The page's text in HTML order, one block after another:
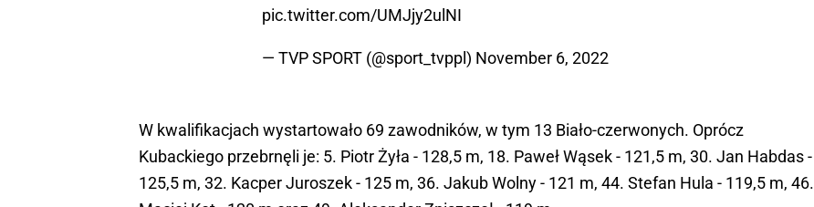
pic.twitter.com/UMJjy2ulNI
— TVP SPORT (@sport_tvppl) November 6, 2022
W kwalifikacjach wystartowało 69 zawodników, w tym 13 Biało-czerwonych. Oprócz
Kubackiego przebrnęli je: 5. Piotr Żyła - 128,5 m, 18. Paweł Wąsek - 121,5 m, 30. Jan Habdas -
125,5 m, 32. Kacper Juroszek - 125 m, 36. Jakub Wolny - 121 m, 44. Stefan Hula - 119,5 m, 46.